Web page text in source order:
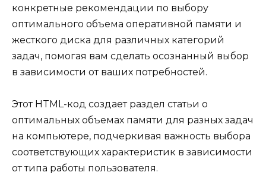
конкретные рекомендации по выбору
оптимального объема оперативной памяти и
жесткого диска для различных категорий
задач, помогая вам сделать осознанный выбор
в зависимости от ваших потребностей.
Этот HTML-код создает раздел статьи о
оптимальных объемах памяти для разных задач
на компьютере, подчеркивая важность выбора
соответствующих характеристик в зависимости
от типа работы пользователя.